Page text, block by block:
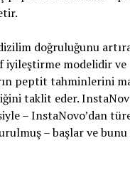
doğruluğunu
iyileştirme modelidir ve
peptit tahminlerini
taklit eder.
– InstaNovo’dan
– başlar ve bunu